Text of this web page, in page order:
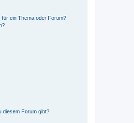
ein Thema oder Forum?
diesem Forum gibt?